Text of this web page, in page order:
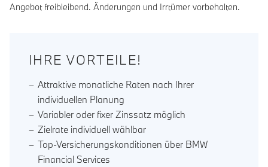
Angebot freibleibend. Änderungen und Irrtümer vorbehalten.
IHRE VORTEILE!
Attraktive monatliche Raten nach Ihrer
individuellen Planung
Variabler oder fixer Zinssatz möglich
Zielrate individuell wählbar
Top-Versicherungskonditionen über BMW
Financial Services